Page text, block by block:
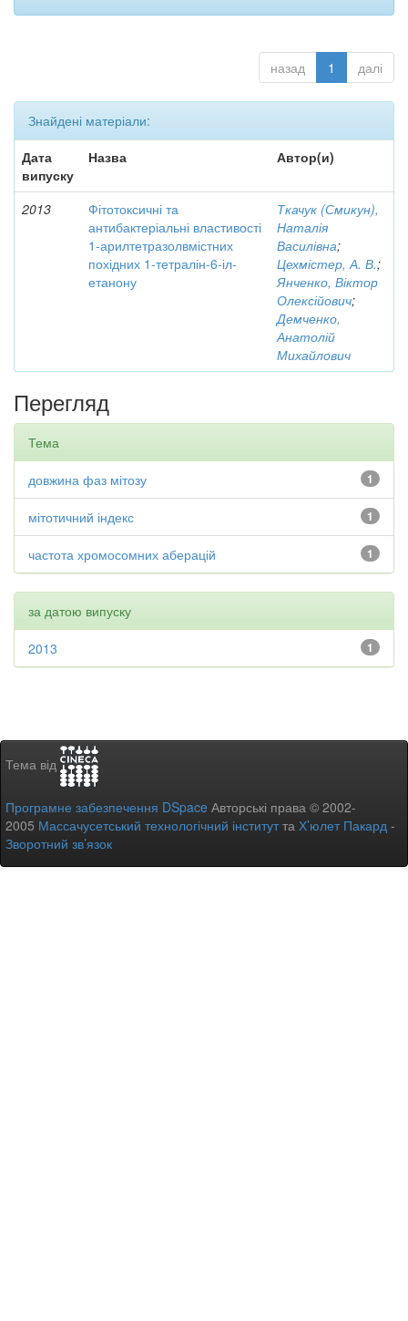
назад 1 далі
Знайдені матеріали:
Дата
випуску
Назва Автор(и)
2013
Фітотоксичні та
антибактеріальні властивості
1-арилтетразолвмістних
похідних 1-тетралін-6-іл-
етанону
Ткачук (Смикун),
Наталія
Василівна;
Цехмістер, А. В.;
Янченко, Віктор
Олексійович;
Демченко,
Анатолій
Михайлович
Перегляд
Тема
1
довжина фаз мітозу
1
мітотичний індекс
1
частота хромосомних аберацій
за датою випуску
1
2013
Тема від
Програмне забезпечення DSpace Авторські права © 2002-
2005 Массачусетський технологічний інститутта Х’юлет Пакард -
Зворотний зв’язок